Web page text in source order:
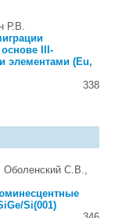
Р.В.
III-
элементами (Eu,
338
Оболенский С.В.,
Si(001)